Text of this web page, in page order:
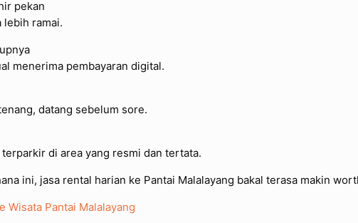
pekan
lebih ramai.
menerima pembayaran digital.
datang sebelum sore.
di area yang resmi dan tertata.
ini, jasa rental harian ke Pantai Malalayang bakal terasa makin
Wisata Pantai Malalayang